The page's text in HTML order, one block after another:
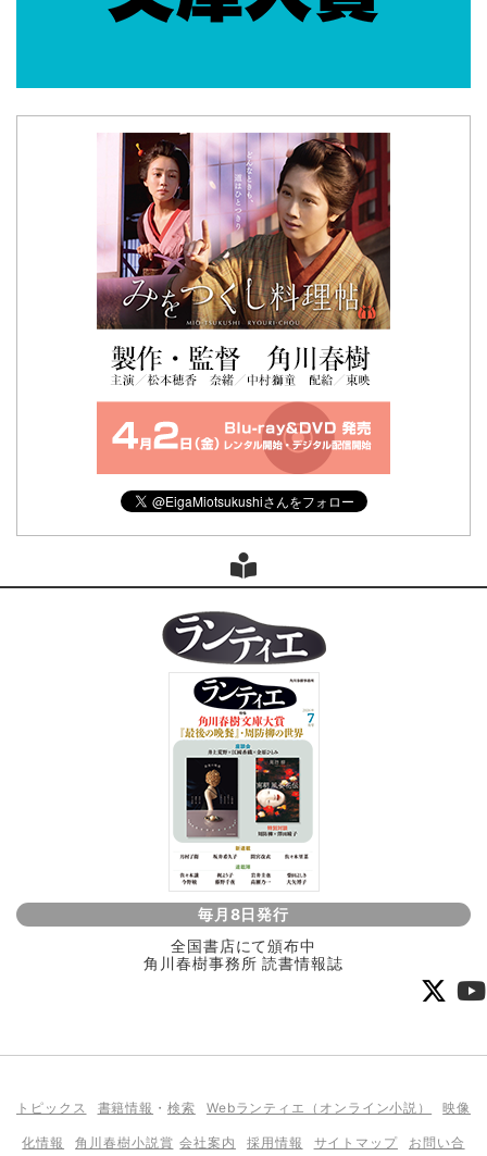
毎月8日発行
全国書店にて頒布中
角川春樹事務所 読書情報誌
トピックス 書籍情報 ・検索 Webランティエ（オンライン小説） 映像
化情報 角川春樹小説賞 会社案内 採用情報 サイトマップ お問い合